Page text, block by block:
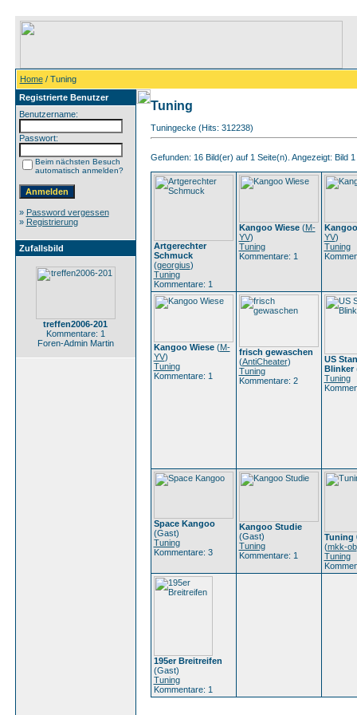
Home/ Tuning
Registrierte Benutzer
Benutzername:
Passwort:
Beim nächsten Besuch
automatisch anmelden?
» Password vergessen
» Registrierung
Zufallsbild
treffen2006-201
Kommentare: 1
Foren-Admin Martin
Tuning
Tuningecke (Hits: 312238)
Gefunden: 16 Bild(er) auf 1 Seite(n). Angezeigt: Bild
Artgerechter
Schmuck
(georgius)
Tuning
Kommentare: 1
Kangoo Wiese(M-
YV)
Tuning
Kommentare: 1
YV)
Tuning
Kangoo Wiese(M-
YV)
Tuning
Kommentare: 1
frisch gewaschen
(AntiCheater)
Tuning
Kommentare: 2
US
Blinker
Tuning
Space Kangoo
(Gast)
Tuning
Kommentare: 3
Kangoo Studie
(Gast)
Tuning
Kommentare: 1
Tuning
(mkk-ob
Tuning
195er Breitreifen
(Gast)
Tuning
Kommentare: 1